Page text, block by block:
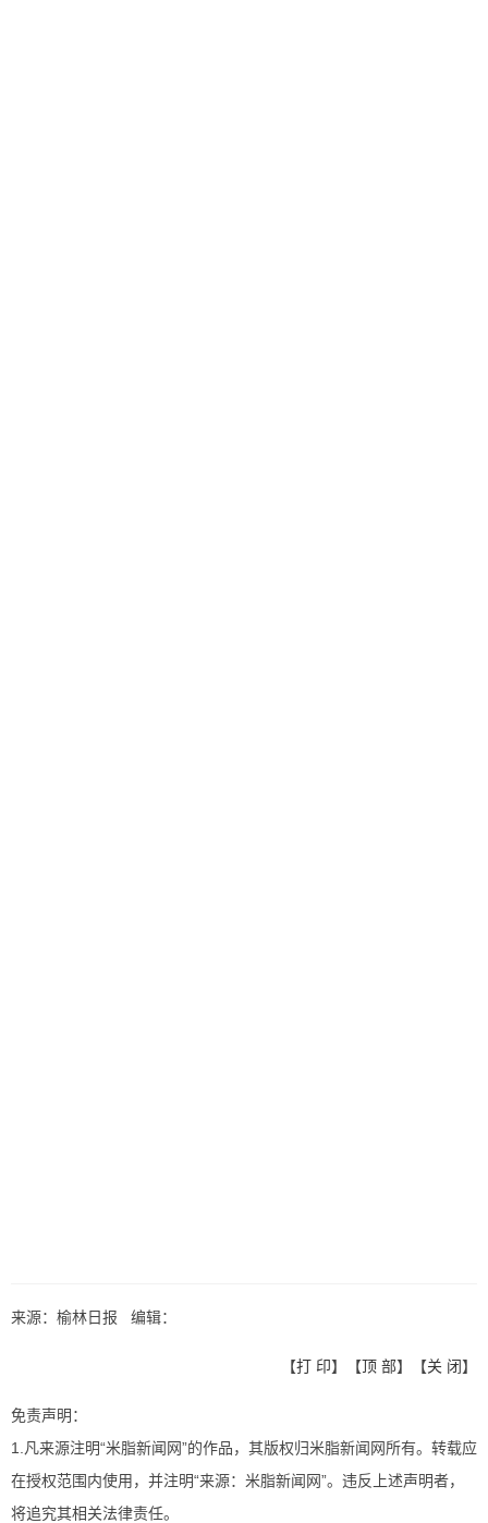
来源：榆林日报 编辑：
【打 印】【顶 部】【关 闭】
免责声明：
1.凡来源注明“米脂新闻网”的作品，其版权归米脂新闻网所有。转载应
在授权范围内使用，并注明“来源：米脂新闻网”。违反上述声明者，
将追究其相关法律责任。